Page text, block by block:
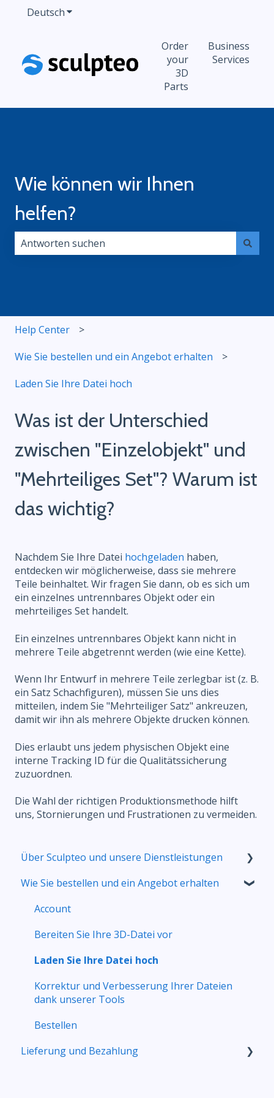
DeutschUntermenü für Übersetzungen anzeigen
Order
your
3D
Parts
Business
Services
Wie können wir Ihnen
helfen?
Help Center
Wie Sie bestellen und ein Angebot erhalten
Laden Sie Ihre Datei hoch
Was ist der Unterschied
zwischen "Einzelobjekt" und
"Mehrteiliges Set"? Warum ist
das wichtig?
Nachdem Sie Ihre Datei hochgeladen haben,
entdecken wir möglicherweise, dass sie mehrere
Teile beinhaltet. Wir fragen Sie dann, ob es sich um
ein einzelnes untrennbares Objekt oder ein
mehrteiliges Set handelt.
Ein einzelnes untrennbares Objekt kann nicht in
mehrere Teile abgetrennt werden (wie eine Kette).
Wenn Ihr Entwurf in mehrere Teile zerlegbar ist (z. B.
ein Satz Schachfiguren), müssen Sie uns dies
mitteilen, indem Sie "Mehrteiliger Satz" ankreuzen,
damit wir ihn als mehrere Objekte drucken können.
Dies erlaubt uns jedem physischen Objekt eine
interne Tracking ID für die Qualitätssicherung
zuzuordnen.
Die Wahl der richtigen Produktionsmethode hilft
uns, Stornierungen und Frustrationen zu vermeiden.
Über Sculpteo und unsere Dienstleistungen
Wer sind wir?
Unsere 3D-Druckservice
Unser Laserschneideservice
Kontakt
Wie Sie bestellen und ein Angebot erhalten
Account
Bereiten Sie Ihre 3D-Datei vor
Laden Sie Ihre Datei hoch
Korrektur und Verbesserung Ihrer Dateien
dank unserer Tools
Bestellen
Lieferung und Bezahlung